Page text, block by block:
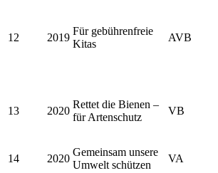
12 2019
Für gebührenfreie
Kitas
AVB
13 2020
Rettet die Bienen –
für Artenschutz
VB
14
2020
Gemeinsam unsere
Umwelt schützen
VA